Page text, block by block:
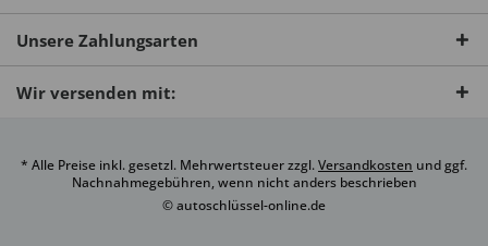
Unsere Zahlungsarten
Wir versenden mit:
* Alle Preise inkl. gesetzl. Mehrwertsteuer zzgl.Versandkosten und ggf.
Nachnahmegebühren, wenn nicht anders beschrieben
© autoschlüssel-online.de